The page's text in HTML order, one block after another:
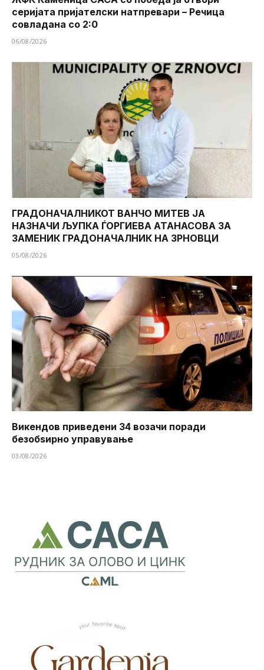
серијата пријателски натпревари – Речица
совладана со 2:0
06/08/2026
ГРАДОНАЧАЛНИКОТ ВАНЧО МИТЕВ ЈА
НАЗНАЧИ ЉУПКА ЃОРГИЕВА АТАНАСОВА ЗА
ЗАМЕНИК ГРАДОНАЧАЛНИК НА ЗРНОВЦИ
05/08/2026
Викендов приведени 34 возачи поради
безобѕирно управување
03/08/2026